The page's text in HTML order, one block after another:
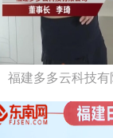
福建多多云科技